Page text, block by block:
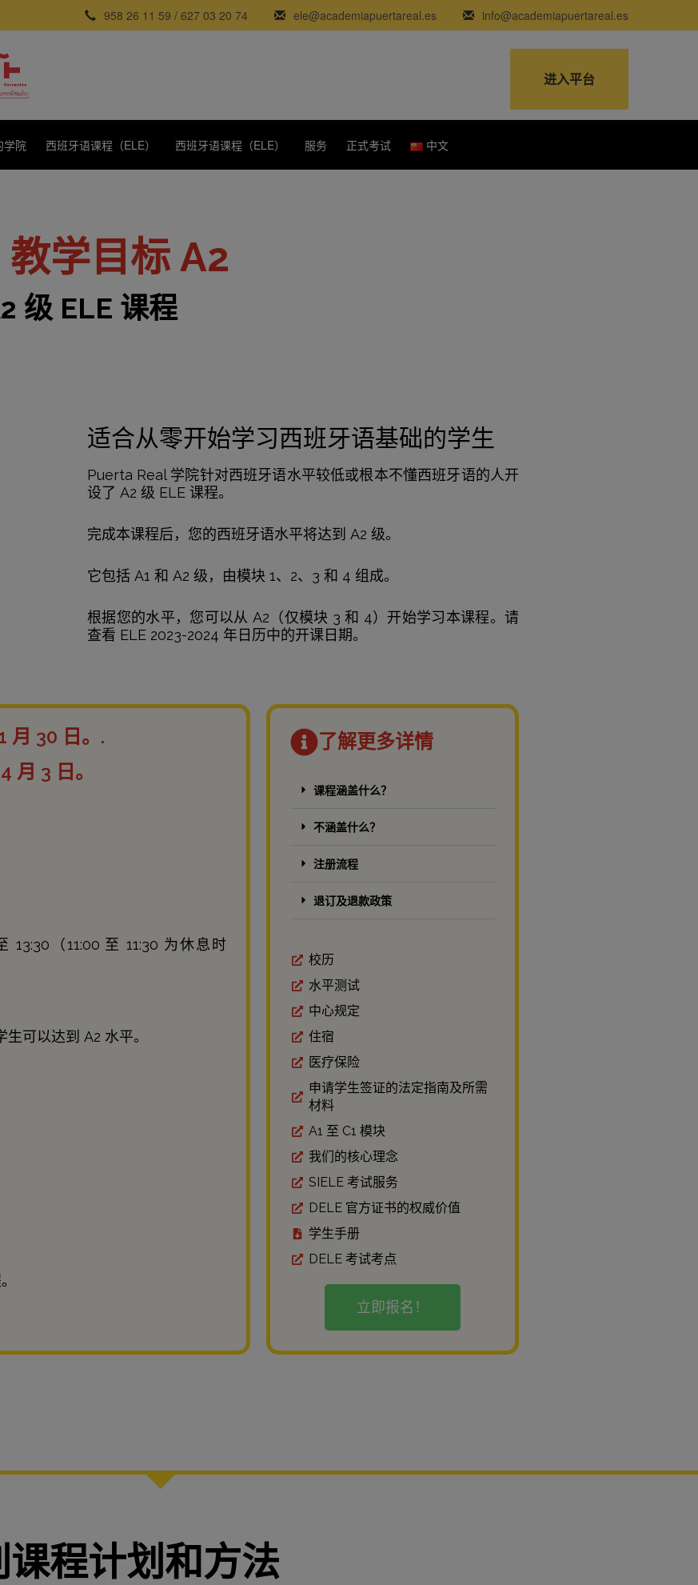
info@academiapuertareal.es
ele@academiapuertareal.es
958 26 11 59 / 627 03 20 74
进入平台
学院 西班牙语课程（ELE） 西班牙语课程（ELE） 服务 正式考试 中文
教学目标 A2
级 ELE 课程
适合从零开始学习西班牙语基础的学生
Puerta Real 学院针对西班牙语水平较低或根本不懂西班牙语的人开
设了 A2 级 ELE 课程。
完成本课程后，您的西班牙语水平将达到 A2 级。
它包括 A1 和 A2 级，由模块 1、2、3 和 4 组成。
根据您的水平，您可以从 A2（仅模块 3 和 4）开始学习本课程。请
查看 ELE 2023-2024 年日历中的开课日期。
月 30 日。.
月 3 日。
13:30（11:00 至 11:30 为休息时
可以达到 A2 水平。
了解更多详情
课程涵盖什么？
不涵盖什么？
注册流程
退订及退款政策
校历
水平测试
中心规定
住宿
医疗保险
申请学生签证的法定指南及所需
材料
A1 至 C1 模块
我们的核心理念
SIELE 考试服务
DELE 官方证书的权威价值
学生手册
DELE 考试考点
立即报名！
课程计划和方法